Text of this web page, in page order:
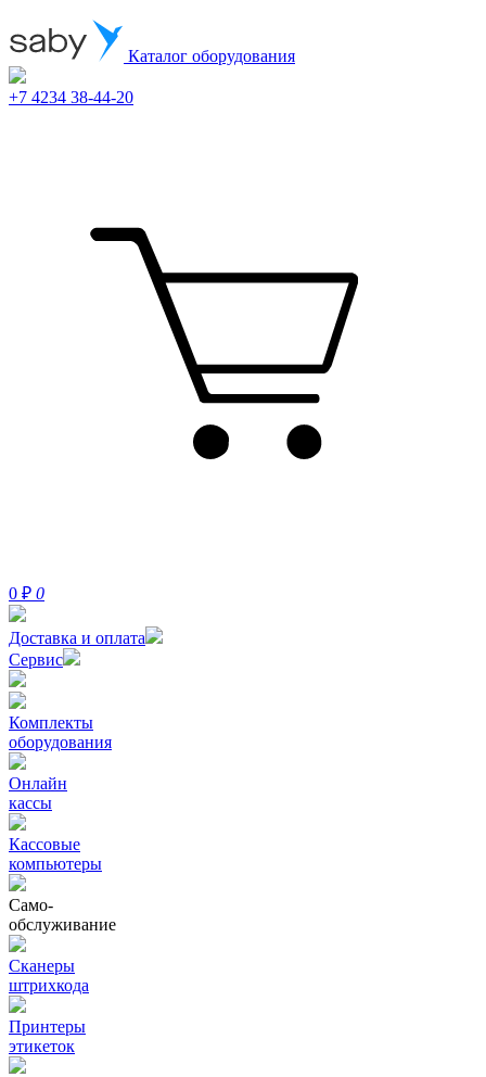
Каталог оборудования
+7 4234 38-44-20
0 ₽ 0
Доставка и оплата
Сервис
Комплекты
оборудования
Онлайн
кассы
Кассовые
компьютеры
Само-
обслуживание
Сканеры
штрихкода
Принтеры
этикеток